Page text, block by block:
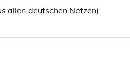
allen deutschen Netzen)